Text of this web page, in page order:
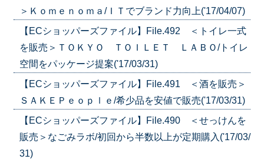
＞Ｋｏｍｅｎｏｍａ/ＩＴでブランド力向上('17/04/07)
【ECショッパーズファイル】File.492 ＜トイレ一式
を販売＞ＴＯＫＹＯ ＴＯＩＬＥＴ ＬＡＢＯ/トイレ
空間をパッケージ提案('17/03/31)
【ECショッパーズファイル】File.491 ＜酒を販売＞
ＳＡＫＥＰｅｏｐｌｅ/希少品を安値で販売('17/03/31)
【ECショッパーズファイル】File.490 ＜せっけんを
販売＞なごみラボ/初回から半数以上が定期購入('17/03/
31)